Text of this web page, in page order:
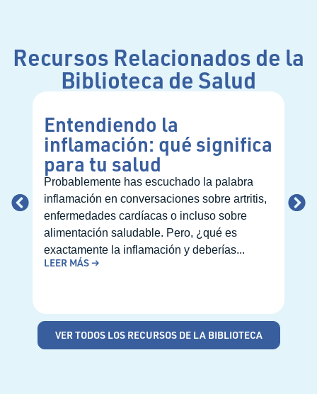
Recursos Relacionados de la
Biblioteca de Salud
Entendiendo la
inflamación: qué significa
para tu salud
Probablemente has escuchado la palabra
inflamación en conversaciones sobre artritis,
enfermedades cardíacas o incluso sobre
alimentación saludable. Pero, ¿qué es
exactamente la inflamación y deberías...
LEER MÁS →
VER TODOS LOS RECURSOS DE LA BIBLIOTECA